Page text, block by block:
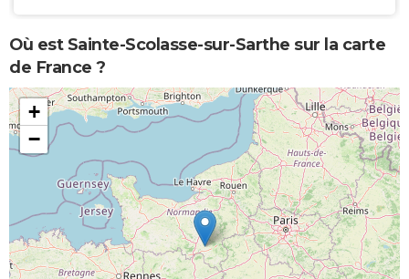
Où est Sainte-Scolasse-sur-Sarthe sur la carte
de France ?
+
−